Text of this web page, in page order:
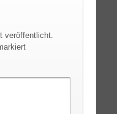
veröffentlicht.